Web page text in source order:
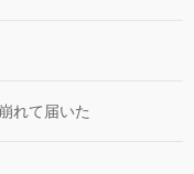
れて届いた